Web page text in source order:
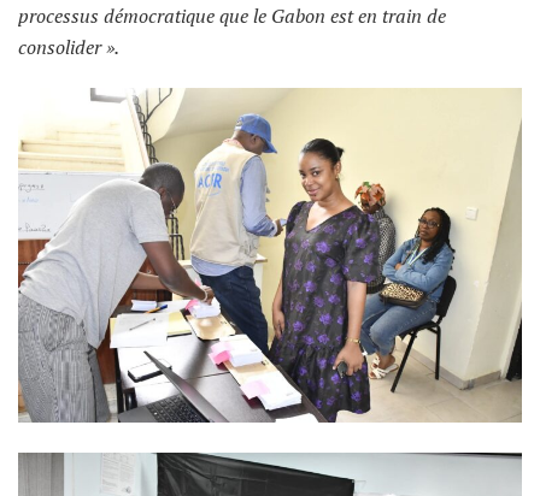
processus démocratique que le Gabon est en train de
consolider ».